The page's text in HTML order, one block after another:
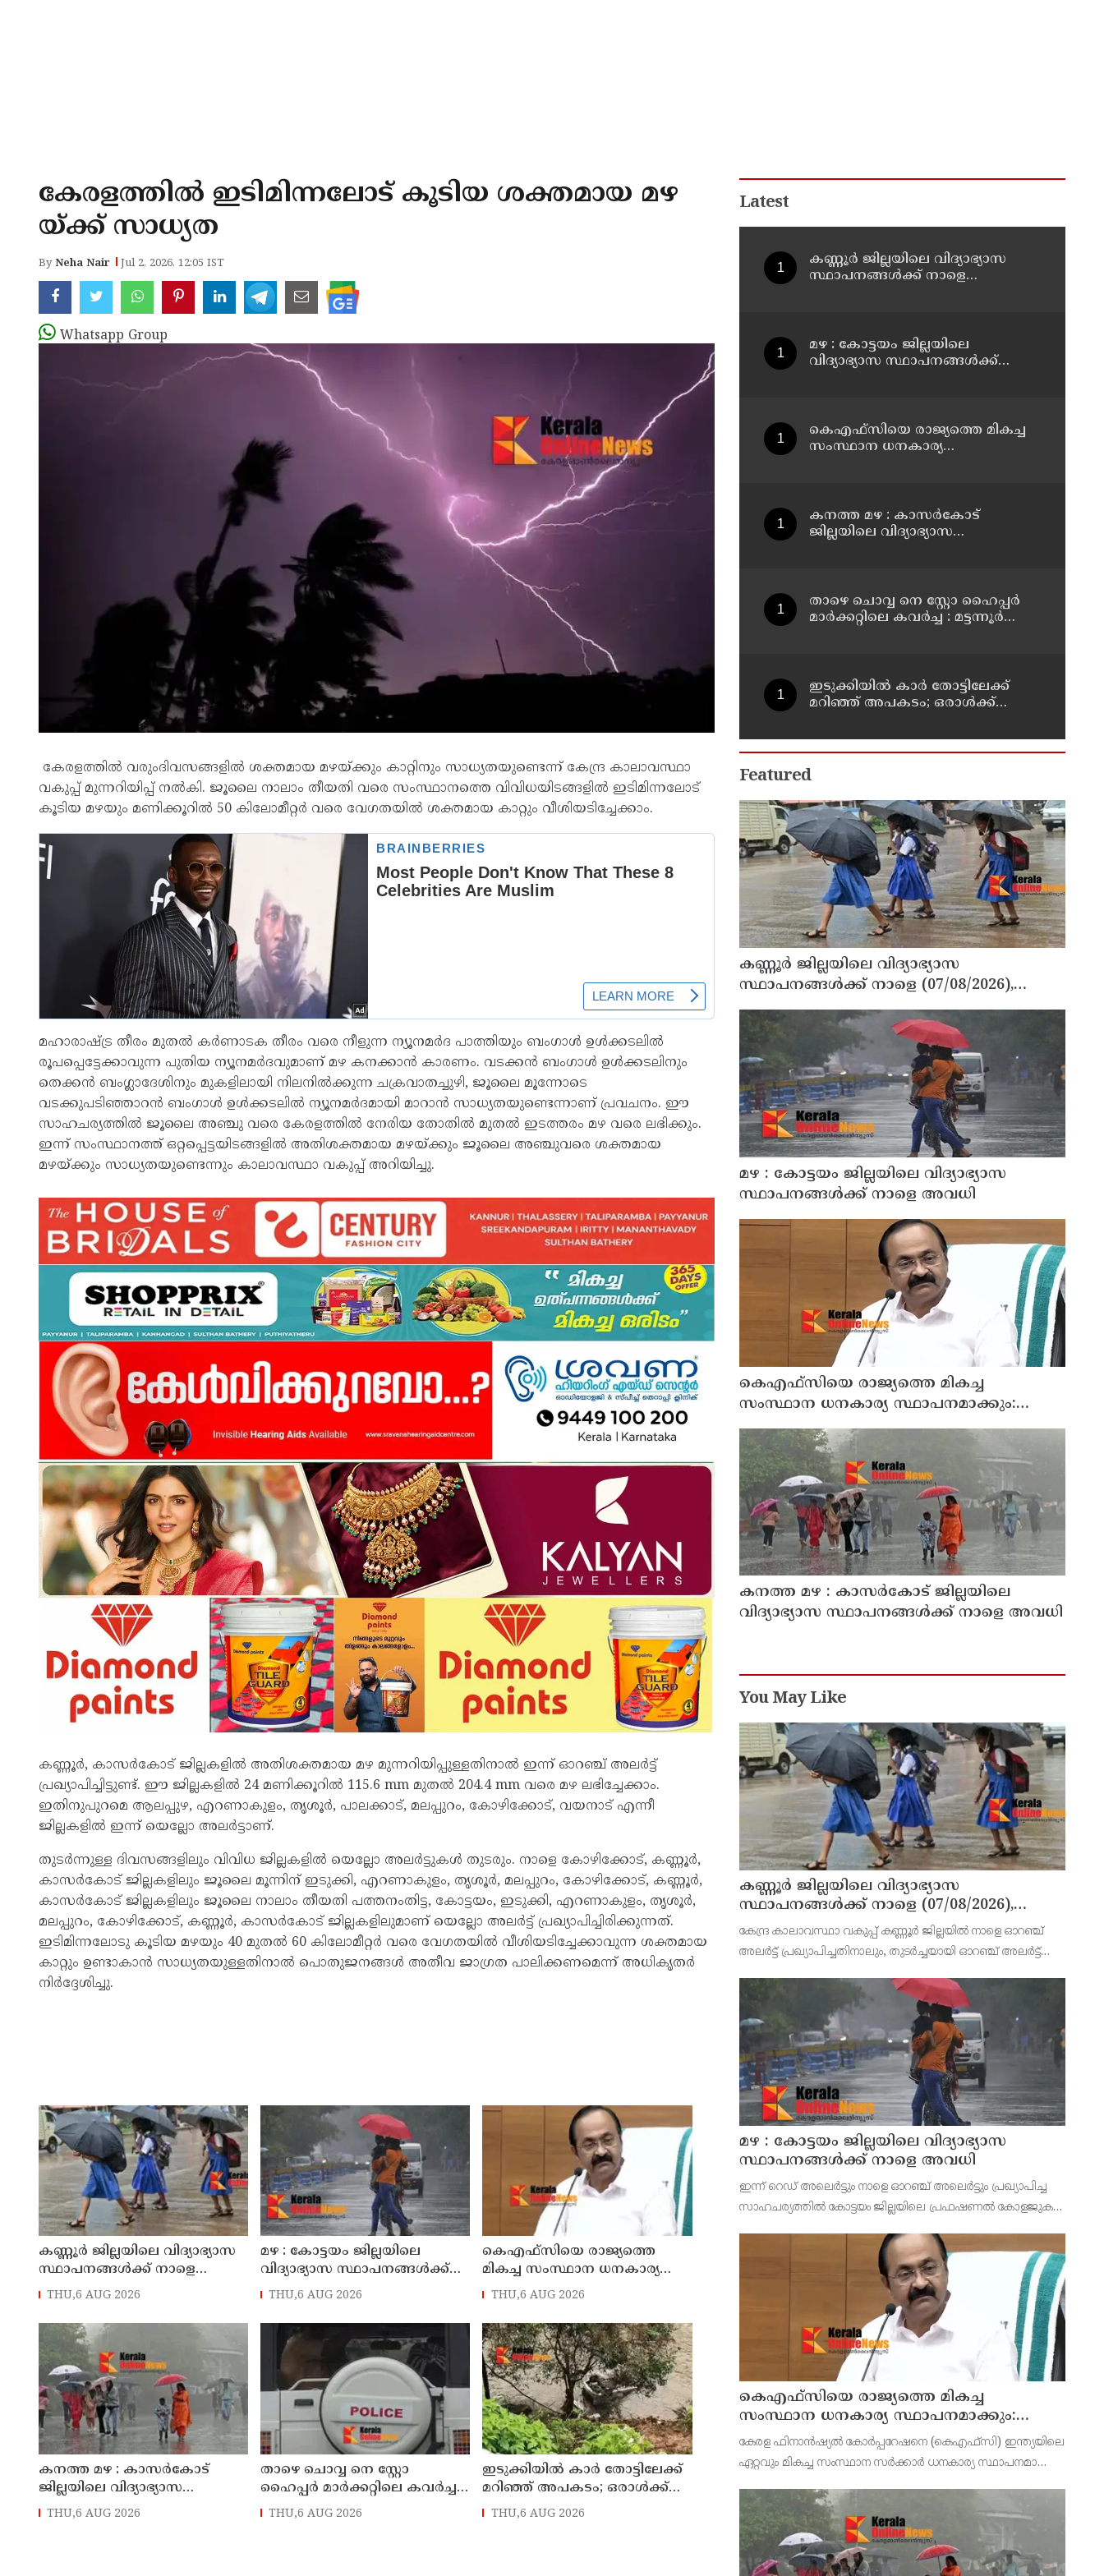
കേരളത്തിൽ ഇടിമിന്നലോട് കൂടിയ ശക്തമായ മഴ
യ്ക്ക് സാധ്യത
ByNeha Nair Jul 2, 2026, 12:05 IST
Whatsapp Group
കേരളത്തിൽ വരുംദിവസങ്ങളിൽ ശക്തമായ മഴയ്ക്കും കാറ്റിനും സാധ്യതയുണ്ടെന്ന് കേന്ദ്ര കാലാവസ്ഥാ
വകുപ്പ് മുന്നറിയിപ്പ് നൽകി. ജൂലൈ നാലാം തീയതി വരെ സംസ്ഥാനത്തെ വിവിധയിടങ്ങളിൽ ഇടിമിന്നലോട്
കൂടിയ മഴയും മണിക്കൂറിൽ 50 കിലോമീറ്റർ വരെ വേഗതയിൽ ശക്തമായ കാറ്റും വീശിയടിച്ചേക്കാം.
മഹാരാഷ്ട്ര തീരം മുതൽ കർണാടക തീരം വരെ നീളുന്ന ന്യൂനമർദ പാത്തിയും ബംഗാൾ ഉൾക്കടലിൽ
രൂപപ്പെട്ടേക്കാവുന്ന പുതിയ ന്യൂനമർദവുമാണ് മഴ കനക്കാൻ കാരണം. വടക്കൻ ബംഗാൾ ഉൾക്കടലിനും
തെക്കൻ ബംഗ്ലാദേശിനും മുകളിലായി നിലനിൽക്കുന്ന ചക്രവാതച്ചുഴി, ജൂലൈ മൂന്നോടെ
വടക്കുപടിഞ്ഞാറൻ ബംഗാൾ ഉൾക്കടലിൽ ന്യൂനമർദമായി മാറാൻ സാധ്യതയുണ്ടെന്നാണ് പ്രവചനം. ഈ
സാഹചര്യത്തിൽ ജൂലൈ അഞ്ചു വരെ കേരളത്തിൽ നേരിയ തോതിൽ മുതൽ ഇടത്തരം മഴ വരെ ലഭിക്കും.
ഇന്ന് സംസ്ഥാനത്ത് ഒറ്റപ്പെട്ടയിടങ്ങളിൽ അതിശക്തമായ മഴയ്ക്കും ജൂലൈ അഞ്ചുവരെ ശക്തമായ
മഴയ്ക്കും സാധ്യതയുണ്ടെന്നും കാലാവസ്ഥാ വകുപ്പ് അറിയിച്ചു.
കണ്ണൂർ, കാസർകോട് ജില്ലകളിൽ അതിശക്തമായ മഴ മുന്നറിയിപ്പുള്ളതിനാൽ ഇന്ന് ഓറഞ്ച് അലർട്ട്
പ്രഖ്യാപിച്ചിട്ടുണ്ട്. ഈ ജില്ലകളിൽ 24 മണിക്കൂറിൽ 115.6 mm മുതൽ 204.4 mm വരെ മഴ ലഭിച്ചേക്കാം.
ഇതിനുപുറമെ ആലപ്പുഴ, എറണാകുളം, തൃശൂർ, പാലക്കാട്, മലപ്പുറം, കോഴിക്കോട്, വയനാട് എന്നീ
ജില്ലകളിൽ ഇന്ന് യെല്ലോ അലർട്ടാണ്.
തുടർന്നുള്ള ദിവസങ്ങളിലും വിവിധ ജില്ലകളിൽ യെല്ലോ അലർട്ടുകൾ തുടരും. നാളെ കോഴിക്കോട്, കണ്ണൂർ,
കാസർകോട് ജില്ലകളിലും ജൂലൈ മൂന്നിന് ഇടുക്കി, എറണാകുളം, തൃശൂർ, മലപ്പുറം, കോഴിക്കോട്, കണ്ണൂർ,
കാസർകോട് ജില്ലകളിലും ജൂലൈ നാലാം തീയതി പത്തനംതിട്ട, കോട്ടയം, ഇടുക്കി, എറണാകുളം, തൃശൂർ,
മലപ്പുറം, കോഴിക്കോട്, കണ്ണൂർ, കാസർകോട് ജില്ലകളിലുമാണ് യെല്ലോ അലർട്ട് പ്രഖ്യാപിച്ചിരിക്കുന്നത്.
ഇടിമിന്നലോടു കൂടിയ മഴയും 40 മുതൽ 60 കിലോമീറ്റർ വരെ വേഗതയിൽ വീശിയടിച്ചേക്കാവുന്ന ശക്തമായ
കാറ്റും ഉണ്ടാകാൻ സാധ്യതയുള്ളതിനാൽ പൊതുജനങ്ങൾ അതീവ ജാഗ്രത പാലിക്കണമെന്ന് അധികൃതർ
നിർദ്ദേശിച്ചു.
കണ്ണൂർ ജില്ലയിലെ വിദ്യാഭ്യാസ
സ്ഥാപനങ്ങള്‍ക്ക് നാളെ
(07/08/2026), അവധി
THU,6 AUG 2026
മഴ : കോട്ടയം ജില്ലയിലെ
വിദ്യാഭ്യാസ സ്ഥാപനങ്ങൾക്ക്
നാളെ അവധി
THU,6 AUG 2026
കെഎഫ്‌സിയെ രാജ്യത്തെ
മികച്ച സംസ്ഥാന ധനകാര്യ
സ്ഥാപനമാക്കും: മുഖ്യമന്ത്രി വി
THU,6 AUG 2026
കനത്ത മഴ : കാസർകോട്
ജില്ലയിലെ വിദ്യാഭ്യാസ
സ്ഥാപനങ്ങൾക്ക് നാളെ അവധി
THU,6 AUG 2026
താഴെ ചൊവ്വ നെ സ്റ്റോ
ഹൈപ്പർ മാർക്കറ്റിലെ കവർച്ച :
മട്ടന്നൂർ സ്വദേശിനികളായ നാല്
പ്രതികൾ പിടിയിൽ
THU,6 AUG 2026
ഇടുക്കിയിൽ കാർ തോട്ടിലേക്ക്
മറിഞ്ഞ് അപകടം; ഒരാൾക്ക്
ദാരുണാന്ത്യം
THU,6 AUG 2026
Latest
കണ്ണൂർ ജില്ലയിലെ വിദ്യാഭ്യാസ
സ്ഥാപനങ്ങള്‍ക്ക് നാളെ
മഴ : കോട്ടയം ജില്ലയിലെ
വിദ്യാഭ്യാസ സ്ഥാപനങ്ങൾക്ക്
കെഎഫ്‌സിയെ രാജ്യത്തെ മികച്ച
സംസ്ഥാന ധനകാര്യ
കനത്ത മഴ : കാസർകോട്
ജില്ലയിലെ വിദ്യാഭ്യാസ
താഴെ ചൊവ്വ നെ സ്റ്റോ ഹൈപ്പർ
മാർക്കറ്റിലെ കവർച്ച : മട്ടന്നൂർ
ഇടുക്കിയിൽ കാർ തോട്ടിലേക്ക്
മറിഞ്ഞ് അപകടം; ഒരാൾക്ക്
Featured
കണ്ണൂർ ജില്ലയിലെ വിദ്യാഭ്യാസ
സ്ഥാപനങ്ങള്‍ക്ക് നാളെ (07/08/2026),
അവധി
മഴ : കോട്ടയം ജില്ലയിലെ വിദ്യാഭ്യാസ
സ്ഥാപനങ്ങൾക്ക് നാളെ അവധി
കെഎഫ്‌സിയെ രാജ്യത്തെ മികച്ച
സംസ്ഥാന ധനകാര്യ സ്ഥാപനമാക്കും:
മുഖ്യമന്ത്രി വി ഡി സതീശൻ
കനത്ത മഴ : കാസർകോട് ജില്ലയിലെ
വിദ്യാഭ്യാസ സ്ഥാപനങ്ങൾക്ക് നാളെ അവധി
You May Like
കണ്ണൂർ ജില്ലയിലെ വിദ്യാഭ്യാസ
സ്ഥാപനങ്ങള്‍ക്ക് നാളെ (07/08/2026),
അവധി
കേന്ദ്ര കാലാവസ്ഥാ വകുപ്പ് കണ്ണൂർ ജില്ലയിൽ നാളെ ഓറഞ്ച്
അലർട്ട് പ്രഖ്യാപിച്ചതിനാലും, തുടർച്ചയായി ഓറഞ്ച് അലർട്ട്
ജില്ലയിലെ പ്രൊഫഷണൽ കോളേജ് ഉൾപ്പടെ എല
മഴ : കോട്ടയം ജില്ലയിലെ വിദ്യാഭ്യാസ
സ്ഥാപനങ്ങൾക്ക് നാളെ അവധി
ഇന്ന് റെഡ് അലെർട്ടും നാളെ ഓറഞ്ച് അലെർട്ടും പ്രഖ്യാപിച്ച
സാഹചര്യത്തിൽ കോട്ടയം ജില്ലയിലെ പ്രഫഷണൽ കോളജുകൾ
7, വെള്ളി) ജില്ലാ കളക്ടർ ചേതൻ കുമാർ മീ
കെഎഫ്‌സിയെ രാജ്യത്തെ മികച്ച
സംസ്ഥാന ധനകാര്യ സ്ഥാപനമാക്കും:
മുഖ്യമന്ത്രി വി ഡി സതീശൻ
കേരള ഫിനാൻഷ്യൽ കോർപ്പറേഷനെ (കെഎഫ്‌സി) ഇന്ത്യയിലെ
ഏറ്റവും മികച്ച സംസ്ഥാന സർക്കാർ ധനകാര്യ സ്ഥാപനമാക്കി
കെഎഫ്‌സിയുടെ ആഭിമുഖ്യത്തിൽ വിപുലീകരിച്ച 'മുഖ്യമന്ത്ര